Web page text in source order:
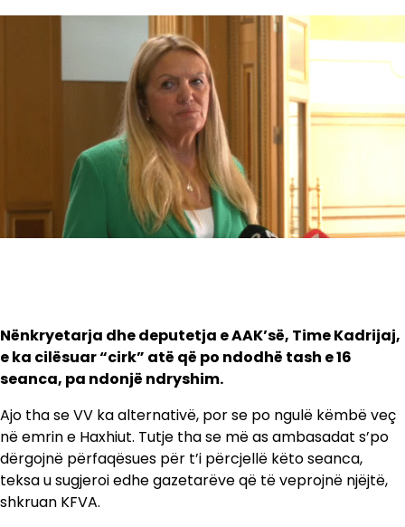
Nënkryetarja dhe deputetja e AAK’së, Time Kadrijaj,
e ka cilësuar “cirk” atë që po ndodhë tash e 16
seanca, pa ndonjë ndryshim.
Ajo tha se VV ka alternativë, por se po ngulë këmbë veç
në emrin e Haxhiut. Tutje tha se më as ambasadat s’po
dërgojnë përfaqësues për t’i përcjellë këto seanca,
teksa u sugjeroi edhe gazetarëve që të veprojnë njëjtë,
shkruan KFVA.